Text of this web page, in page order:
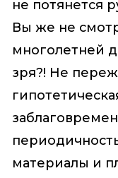
не потянется
Вы же не
многолетней
зря?! Не
материалы и